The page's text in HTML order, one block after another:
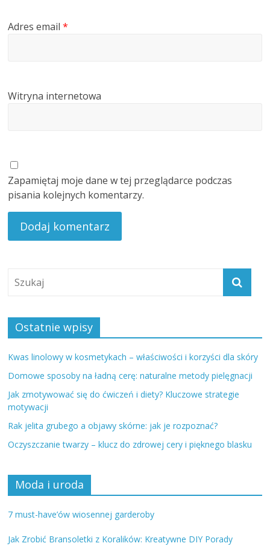
Adres email*
Witryna internetowa
Zapamiętaj moje dane w tej przeglądarce podczas
pisania kolejnych komentarzy.
Ostatnie wpisy
Kwas linolowy w kosmetykach – właściwości i korzyści dla skóry
Domowe sposoby na ładną cerę: naturalne metody pielęgnacji
Jak zmotywować się do ćwiczeń i diety? Kluczowe strategie
motywacji
Rak jelita grubego a objawy skórne: jak je rozpoznać?
Oczyszczanie twarzy – klucz do zdrowej cery i pięknego blasku
Moda i uroda
7 must-have’ów wiosennej garderoby
Jak Zrobić Bransoletki z Koralików: Kreatywne DIY Porady